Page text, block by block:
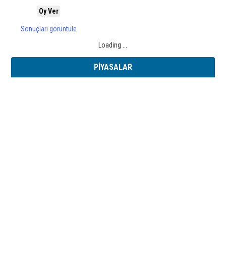
Sonuçları görüntüle
Loading ...
PİYASALAR